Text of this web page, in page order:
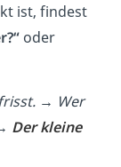
ist, findest
oder
→ Wer
Der kleine